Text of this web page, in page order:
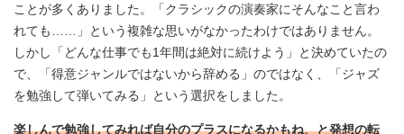
ことが多くありました。「クラシックの演奏家にそんなこと言わ
れても……」という複雑な思いがなかったわけではありません。
しかし「どんな仕事でも1年間は絶対に続けよう」と決めていたの
で、「得意ジャンルではないから辞める」のではなく、「ジャズ
を勉強して弾いてみる」という選択をしました。
楽しんで勉強してみれば自分のプラスになるかもね、と発想の転